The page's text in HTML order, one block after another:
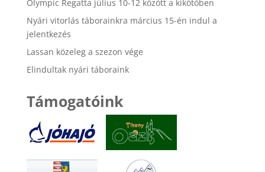
Olympic Regatta július 10-12 között a kikötőben
Nyári vitorlás táborainkra március 15-én indul a
jelentkezés
Lassan közeleg a szezon vége
Elindultak nyári táboraink
Támogatóink